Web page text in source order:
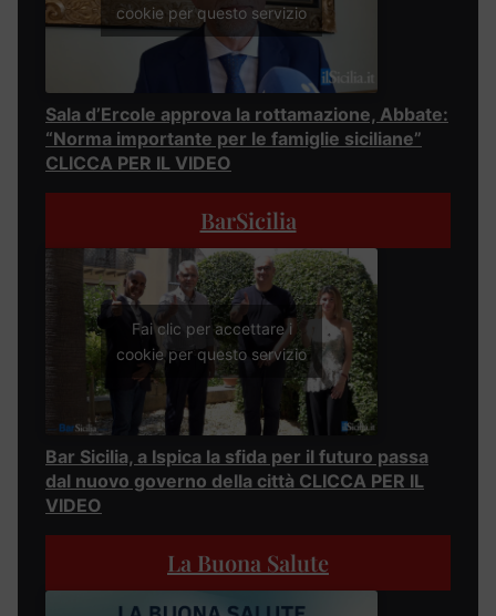
cookie per questo servizio
Sala d’Ercole approva la rottamazione, Abbate:
“Norma importante per le famiglie siciliane”
CLICCA PER IL VIDEO
BarSicilia
Fai clic per accettare i
cookie per questo servizio
Bar Sicilia, a Ispica la sfida per il futuro passa
dal nuovo governo della città CLICCA PER IL
VIDEO
La Buona Salute